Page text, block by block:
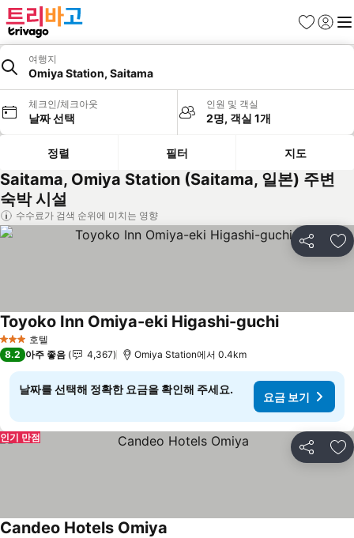
즐겨찾기
로그인
메
여행지
Omiya Station, Saitama
체크인/체크아웃
날짜 선택
인원 및 객실
2명, 객실 1개
정렬 필터 지도
Saitama, Omiya Station (Saitama, 일본) 주변
숙박 시설
수수료가 검색 순위에 미치는 영향
공유 즐
3 성급 호텔
Toyoko Inn Omiya-eki Higashi-guchi요금 보기
8.2 아주 좋음 4,367 Omiya Station에서 0.4km
날짜를 선택해 정확한 요금을 확인해 주세요.
요금 보기
공유 즐
인기 만점
Candeo Hotels Omiya